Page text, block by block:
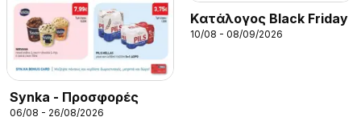
Synka - Προσφορές
06/08 - 26/08/2026
Kατάλογος Black Friday
10/08 - 08/09/2026